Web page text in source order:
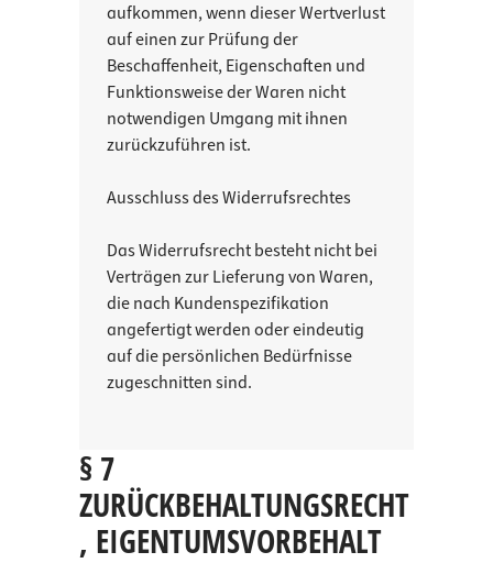
aufkommen, wenn dieser Wertverlust
auf einen zur Prüfung der
Beschaffenheit, Eigenschaften und
Funktionsweise der Waren nicht
notwendigen Umgang mit ihnen
zurückzuführen ist.
Ausschluss des Widerrufsrechtes
Das Widerrufsrecht besteht nicht bei
Verträgen zur Lieferung von Waren,
die nach Kundenspezifikation
angefertigt werden oder eindeutig
auf die persönlichen Bedürfnisse
zugeschnitten sind.
§ 7
ZURÜCKBEHALTUNGSRECHT
, EIGENTUMSVORBEHALT